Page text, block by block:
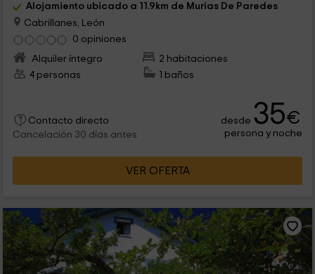
Alojamiento ubicado a 11.9km de Murias De Paredes
Cabrillanes, León
0 opiniones
Alquiler íntegro
2 habitaciones
4 personas
1 baños
Contacto directo
Cancelación 30 días antes
desde 35€
persona y noche
VER OFERTA